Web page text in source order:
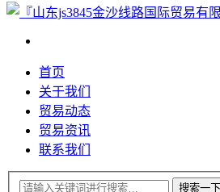
首页
关于我们
贸易动态
贸易资讯
联系我们